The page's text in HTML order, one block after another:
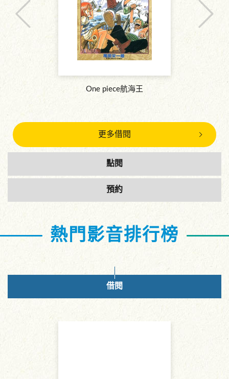
One piece航海王
更多借閱
點閱
預約
熱門影音排行榜
借閱